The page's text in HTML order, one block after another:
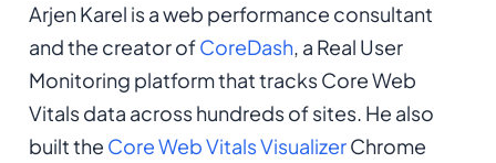
Arjen Karel is a web performance consultant
and the creator ofCoreDash, a Real User
Monitoring platform that tracks Core Web
Vitals data across hundreds of sites. He also
built the Core Web Vitals VisualizerChrome